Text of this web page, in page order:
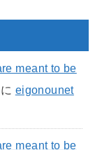
meant to be
に eigonounet
meant to be